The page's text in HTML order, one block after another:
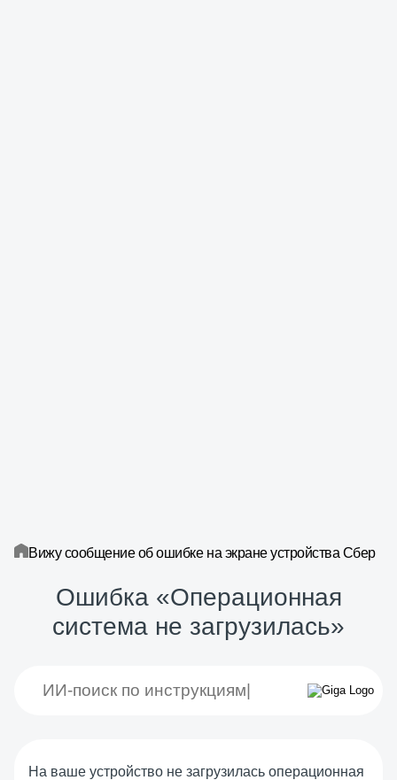
Вижу сообщение об ошибке на экране устройства Сбер
Ошибка «Операционная
система не загрузилась»
На ваше устройство не загрузилась операционная